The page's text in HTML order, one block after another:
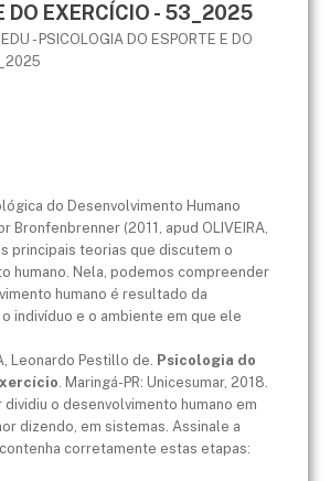
DO EXERCÍCIO - 53_2025
- PSICOLOGIA DO ESPORTE E DO
do Desenvolvimento Humano
Bronfenbrenner (2011, apud OLIVEIRA,
principais teorias que discutem o
humano. Nela, podemos compreender
humano é resultado da
indivíduo e o ambiente em que ele
Leonardo Pestillo de. Psicologia do
. Maringá-PR: Unicesumar, 2018.
dividiu o desenvolvimento humano em
dizendo, em sistemas. Assinale a
corretamente estas etapas: